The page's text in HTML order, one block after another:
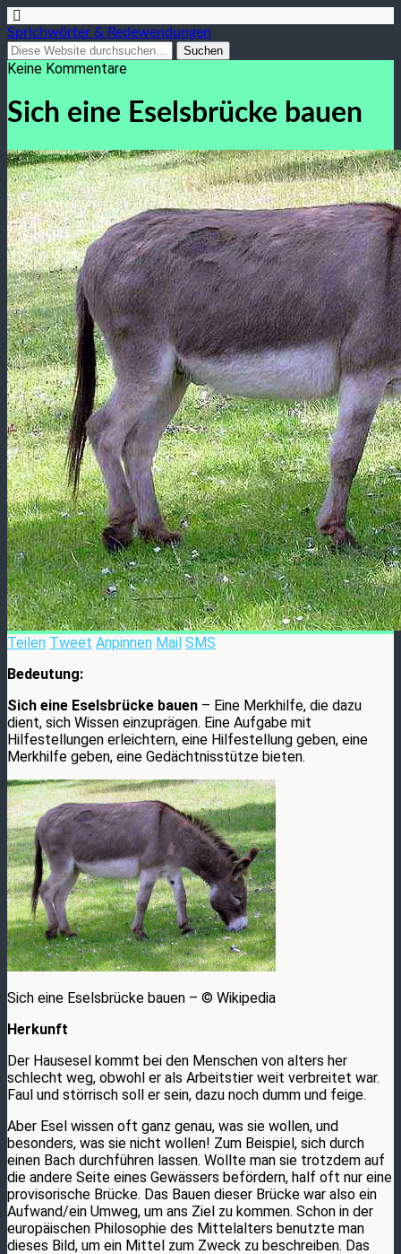
Sprichwörter & Redewendungen
Keine Kommentare
Sich eine Eselsbrücke bauen
Teilen Tweet Anpinnen Mail SMS
Bedeutung:
Sich eine Eselsbrücke bauen – Eine Merkhilfe, die dazu
dient, sich Wissen einzuprägen. Eine Aufgabe mit
Hilfestellungen erleichtern, eine Hilfestellung geben, eine
Merkhilfe geben, eine Gedächtnisstütze bieten.
Sich eine Eselsbrücke bauen – © Wikipedia
Herkunft
Der Hausesel kommt bei den Menschen von alters her
schlecht weg, obwohl er als Arbeitstier weit verbreitet war.
Faul und störrisch soll er sein, dazu noch dumm und feige.
Aber Esel wissen oft ganz genau, was sie wollen, und
besonders, was sie nicht wollen! Zum Beispiel, sich durch
einen Bach durchführen lassen. Wollte man sie trotzdem auf
die andere Seite eines Gewässers befördern, half oft nur eine
provisorische Brücke. Das Bauen dieser Brücke war also ein
Aufwand/ein Umweg, um ans Ziel zu kommen. Schon in der
europäischen Philosophie des Mittelalters benutzte man
dieses Bild, um ein Mittel zum Zweck zu beschreiben. Das